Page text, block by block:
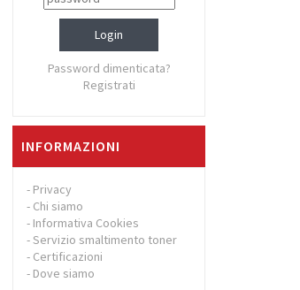
Password dimenticata?
Registrati
INFORMAZIONI
- Privacy
- Chi siamo
- Informativa Cookies
-Servizio smaltimento toner
- Certificazioni
- Dove siamo